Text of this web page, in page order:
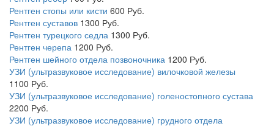
Рентген стопы или кисти 600 Руб.
Рентген суставов 1300 Руб.
Рентген турецкого седла 1300 Руб.
Рентген черепа 1200 Руб.
Рентген шейного отдела позвоночника 1200 Руб.
УЗИ (ультразвуковое исследование) вилочковой железы
1100 Руб.
УЗИ (ультразвуковое исследование) голеностопного сустава
2200 Руб.
УЗИ (ультразвуковое исследование) грудного отдела